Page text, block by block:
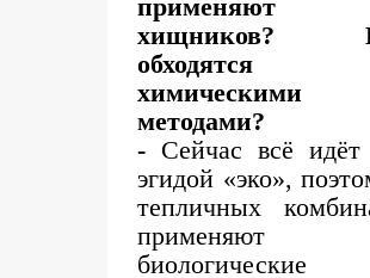
применяют
хищников?
обходятся
химическими
методами?
- Сейчас всё
эгидой «эко»,
тепличных
применяют
биологические